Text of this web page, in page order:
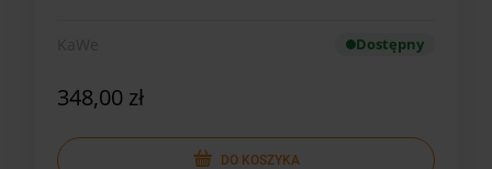
Dostępny
348,00 zł
DO KOSZYKA